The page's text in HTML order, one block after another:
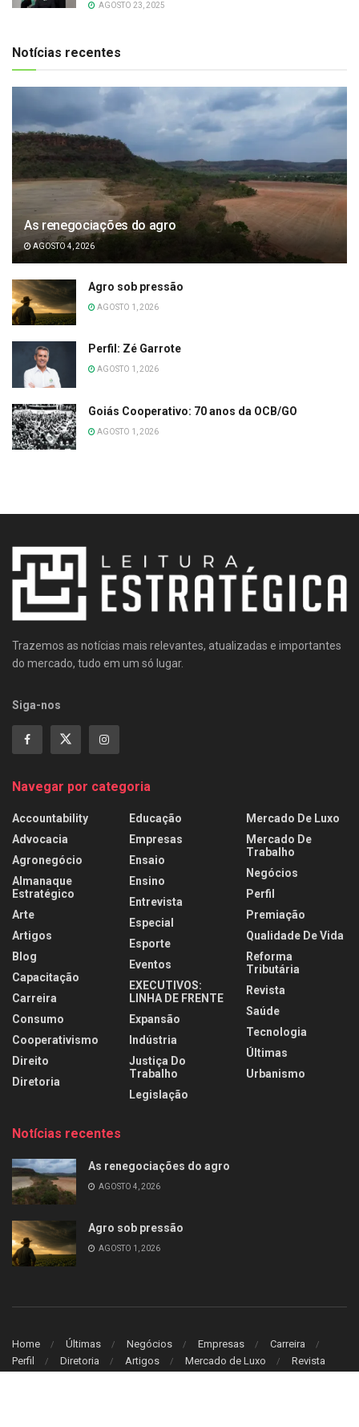
AGOSTO 23, 2025
Notícias recentes
As renegociações do agro
AGOSTO 4, 2026
Agro sob pressão
AGOSTO 1, 2026
Perfil: Zé Garrote
AGOSTO 1, 2026
Goiás Cooperativo: 70 anos da OCB/GO
AGOSTO 1, 2026
Trazemos as notícias mais relevantes, atualizadas e importantes
do mercado, tudo em um só lugar.
Siga-nos
Navegar por categoria
Accountability
Advocacia
Agronegócio
Almanaque
Estratégico
Arte
Artigos
Blog
Capacitação
Carreira
Consumo
Cooperativismo
Direito
Diretoria
Educação
Empresas
Ensaio
Ensino
Entrevista
Especial
Esporte
Eventos
EXECUTIVOS:
LINHA DE FRENTE
Expansão
Indústria
Justiça Do
Trabalho
Legislação
Mercado De Luxo
Mercado De
Trabalho
Negócios
Perfil
Premiação
Qualidade De Vida
Reforma
Tributária
Revista
Saúde
Tecnologia
Últimas
Urbanismo
Notícias recentes
As renegociações do agro
AGOSTO 4, 2026
Agro sob pressão
AGOSTO 1, 2026
Home Últimas Negócios Empresas
Carreira
Perfil
Diretoria Artigos Mercado de Luxo Revista